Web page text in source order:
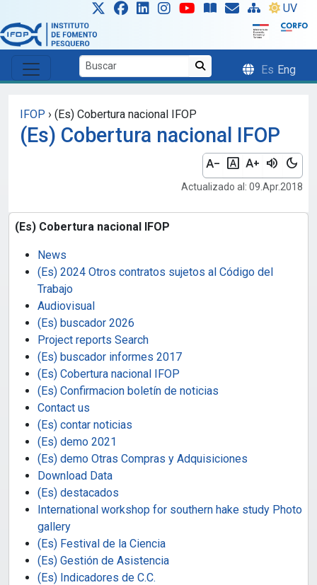
Skip to main content UV
Es Eng
IFOP › (Es) Cobertura nacional IFOP
(Es) Cobertura nacional IFOP
text_decrease font_download text_increase volume_up dark_mode
Actualizado al: 09.Apr.2018
(Es) Cobertura nacional IFOP
News
(Es) 2024 Otros contratos sujetos al Código del
Trabajo
Audiovisual
(Es) buscador 2026
Project reports Search
(Es) buscador informes 2017
(Es) Cobertura nacional IFOP
(Es) Confirmacion boletín de noticias
Contact us
(Es) contar noticias
(Es) demo 2021
(Es) demo Otras Compras y Adquisiciones
Download Data
(Es) destacados
International workshop for southern hake study Photo
gallery
(Es) Festival de la Ciencia
(Es) Gestión de Asistencia
(Es) Indicadores de C.C.